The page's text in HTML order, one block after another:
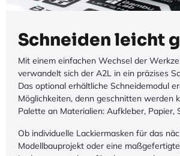
Schneiden leicht
Mit einem einfachen Wechsel der
verwandelt sich der A2L in ein präzises
Das optional erhältliche Schneidemodul
Möglichkeiten, denn geschnitten werden
Palette an Materialien: Aufkleber, Papier,
Ob individuelle Lackiermasken für das
Modellbauprojekt oder eine maßgefertigte